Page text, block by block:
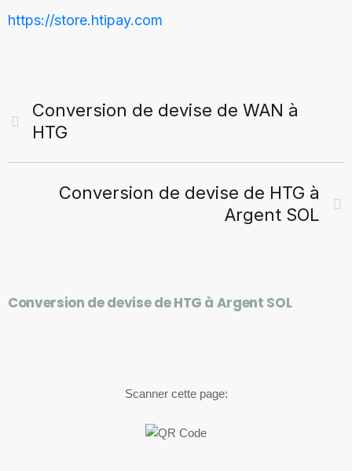
https://store.htipay.com
Conversion de devise de WAN à
HTG
Conversion de devise de HTG à
Argent SOL
Conversion de devise de HTG à Argent SOL
Scanner cette page: